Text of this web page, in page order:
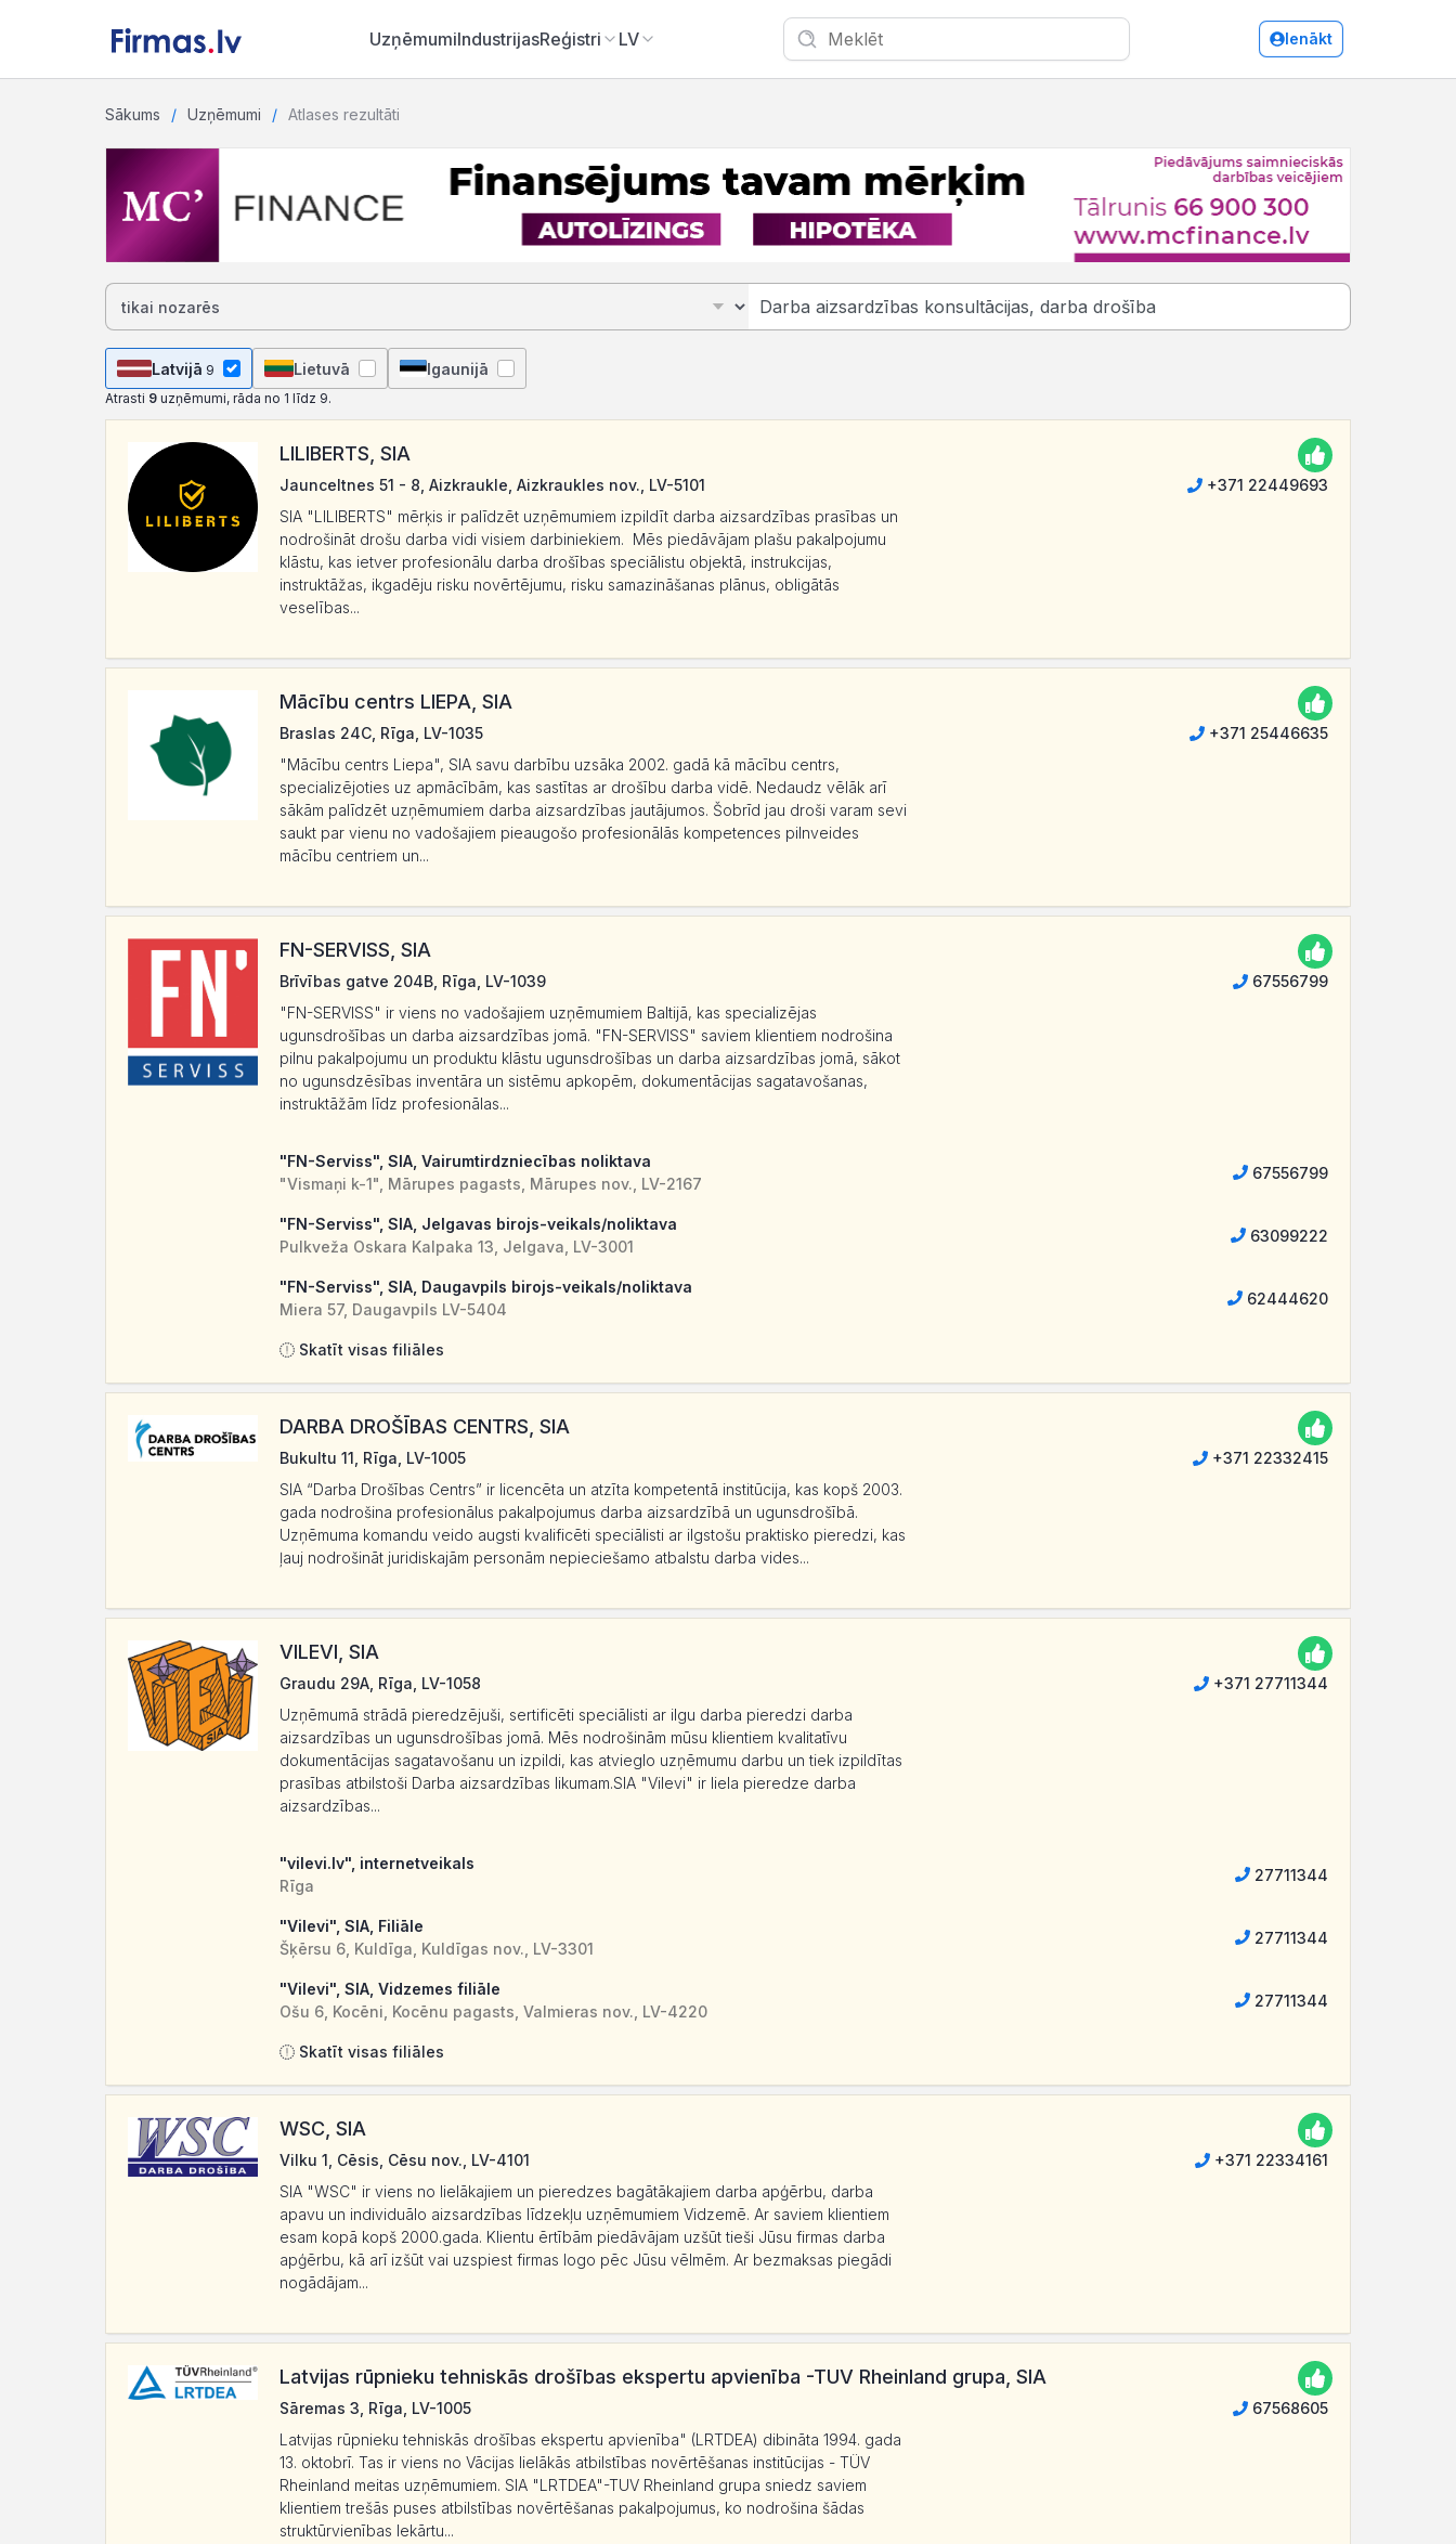
UzņēmumiIndustrijasReģistri LV Ienākt
Sākums Uzņēmumi Atlases rezultāti
Latvijā 9 Lietuvā Igaunijā
Atrasti 9 uzņēmumi, rāda no 1 līdz 9.
LILIBERTS, SIA
Jaunceltnes 51 - 8, Aizkraukle, Aizkraukles nov., LV-5101
+371 22449693
SIA "LILIBERTS" mērķis ir palīdzēt uzņēmumiem izpildīt darba aizsardzības prasības un
nodrošināt drošu darba vidi visiem darbiniekiem. Mēs piedāvājam plašu pakalpojumu
klāstu, kas ietver profesionālu darba drošības speciālistu objektā, instrukcijas,
instruktāžas, ikgadēju risku novērtējumu, risku samazināšanas plānus, obligātās
veselības...
Mācību centrs LIEPA, SIA
Braslas 24C, Rīga, LV-1035
+371 25446635
"Mācību centrs Liepa", SIA savu darbību uzsāka 2002. gadā kā mācību centrs,
specializējoties uz apmācībām, kas sastītas ar drošību darba vidē. Nedaudz vēlāk arī
sākām palīdzēt uzņēmumiem darba aizsardzības jautājumos. Šobrīd jau droši varam sevi
saukt par vienu no vadošajiem pieaugošo profesionālās kompetences pilnveides
mācību centriem un...
FN-SERVISS, SIA
Brīvības gatve 204B, Rīga, LV-1039
67556799
"FN-SERVISS" ir viens no vadošajiem uzņēmumiem Baltijā, kas specializējas
ugunsdrošības un darba aizsardzības jomā. "FN-SERVISS" saviem klientiem nodrošina
pilnu pakalpojumu un produktu klāstu ugunsdrošības un darba aizsardzības jomā, sākot
no ugunsdzēsības inventāra un sistēmu apkopēm, dokumentācijas sagatavošanas,
instruktāžām līdz profesionālas...
"FN-Serviss", SIA, Vairumtirdzniecības noliktava
"Vismaņi k-1", Mārupes pagasts, Mārupes nov., LV-2167
67556799
"FN-Serviss", SIA, Jelgavas birojs-veikals/noliktava
Pulkveža Oskara Kalpaka 13, Jelgava, LV-3001
63099222
"FN-Serviss", SIA, Daugavpils birojs-veikals/noliktava
Miera 57, Daugavpils LV-5404
62444620
Skatīt visas filiāles
DARBA DROŠĪBAS CENTRS, SIA
Bukultu 11, Rīga, LV-1005
+371 22332415
SIA “Darba Drošības Centrs” ir licencēta un atzīta kompetentā institūcija, kas kopš 2003.
gada nodrošina profesionālus pakalpojumus darba aizsardzībā un ugunsdrošībā.
Uzņēmuma komandu veido augsti kvalificēti speciālisti ar ilgstošu praktisko pieredzi, kas
ļauj nodrošināt juridiskajām personām nepieciešamo atbalstu darba vides...
VILEVI, SIA
Graudu 29A, Rīga, LV-1058
+371 27711344
Uzņēmumā strādā pieredzējuši, sertificēti speciālisti ar ilgu darba pieredzi darba
aizsardzības un ugunsdrošības jomā. Mēs nodrošinām mūsu klientiem kvalitatīvu
dokumentācijas sagatavošanu un izpildi, kas atvieglo uzņēmumu darbu un tiek izpildītas
prasības atbilstoši Darba aizsardzības likumam.SIA "Vilevi" ir liela pieredze darba
aizsardzības...
"vilevi.lv", internetveikals
Rīga
27711344
"Vilevi", SIA, Filiāle
Šķērsu 6, Kuldīga, Kuldīgas nov., LV-3301
27711344
"Vilevi", SIA, Vidzemes filiāle
Ošu 6, Kocēni, Kocēnu pagasts, Valmieras nov., LV-4220
27711344
Skatīt visas filiāles
WSC, SIA
Vilku 1, Cēsis, Cēsu nov., LV-4101
+371 22334161
SIA "WSC" ir viens no lielākajiem un pieredzes bagātākajiem darba apģērbu, darba
apavu un individuālo aizsardzības līdzekļu uzņēmumiem Vidzemē. Ar saviem klientiem
esam kopā kopš 2000.gada. Klientu ērtībām piedāvājam uzšūt tieši Jūsu firmas darba
apģērbu, kā arī izšūt vai uzspiest firmas logo pēc Jūsu vēlmēm. Ar bezmaksas piegādi
nogādājam...
Latvijas rūpnieku tehniskās drošības ekspertu apvienība -TUV Rheinland grupa, SIA
Sāremas 3, Rīga, LV-1005
67568605
Latvijas rūpnieku tehniskās drošības ekspertu apvienība" (LRTDEA) dibināta 1994. gada
13. oktobrī. Tas ir viens no Vācijas lielākās atbilstības novērtēšanas institūcijas - TÜV
Rheinland meitas uzņēmumiem. SIA "LRTDEA"-TUV Rheinland grupa sniedz saviem
klientiem trešās puses atbilstības novērtēšanas pakalpojumus, ko nodrošina šādas
struktūrvienības Iekārtu...